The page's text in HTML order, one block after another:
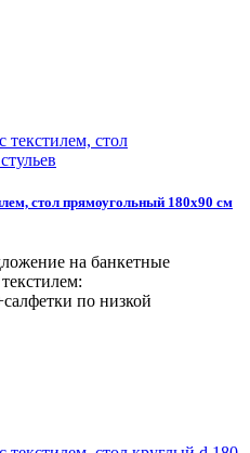
стол прямоугольный 180х90 см
на банкетные
по низкой